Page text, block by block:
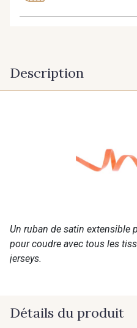
Description
Un ruban de satin extensible
pour coudre avec tous les
jerseys.
Détails du produit